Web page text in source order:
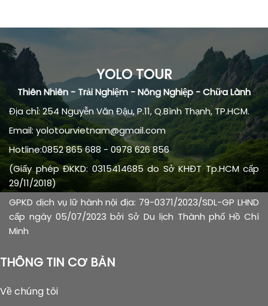
YOLO TOUR
Thiên Nhiên - Trải Nghiệm - Nông Nghiệp - Chữa Lành
Địa chỉ: 254 Nguyễn Văn Đậu, P.11, Q.Bình Thạnh, TP.HCM.
Email: yolotourvietnam@gmail.com
Hotline:0852 865 688 - 0978 626 856
(Giấy phép ĐKKD: 0315414685 do Sở KHĐT Tp.HCM cấp
29/11/2018)
GPKD dịch vụ lữ hành nội địa: 79-0371/2023/SDL-GP LHND
cấp ngày 05/07/2023 bởi Sở Du lịch Thành phố Hồ Chí
Minh
THÔNG TIN CƠ BẢN
Về chúng tôi